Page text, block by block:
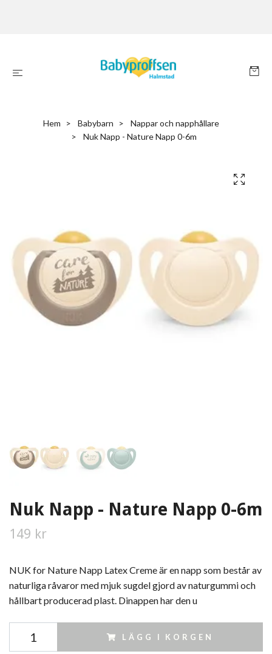
Hem Babybarn
Nappar och napphållare
Nuk Napp - Nature Napp 0-6m
Nuk Napp - Nature Napp 0-6m
149 kr
NUK for Nature Napp Latex Creme är en napp som består av
naturliga råvaror med mjuk sugdel gjord av naturgummi och
hållbart producerad plast. Dinappen har den u
LÄGG I KORGEN